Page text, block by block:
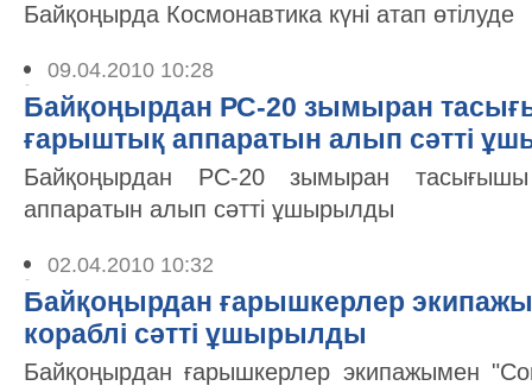
Байқоңырда Космонавтика күні атап өтілуде
09.04.2010 10:28
Байқоңырдан РС-20 зымыран
ғарыштық аппаратын алып сәтті
Байқоңырдан РС-20 зымыран
аппаратын алып сәтті ұшырылды
02.04.2010 10:32
Байқоңырдан ғарышкерлер
кораблі сәтті ұшырылды
Байқоңырдан ғарышкерлер экипажымен